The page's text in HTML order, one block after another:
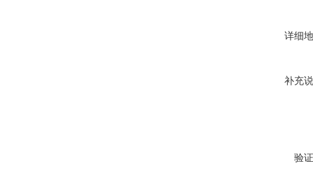
详细
补充
验